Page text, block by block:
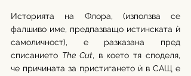
Историята на Флора, (използва се
фалшиво име, предпазващо истинската ѝ
самоличност), е разказана пред
списанието The Cut, в което тя споделя,
че причината за пристигането ѝ в САЩ е